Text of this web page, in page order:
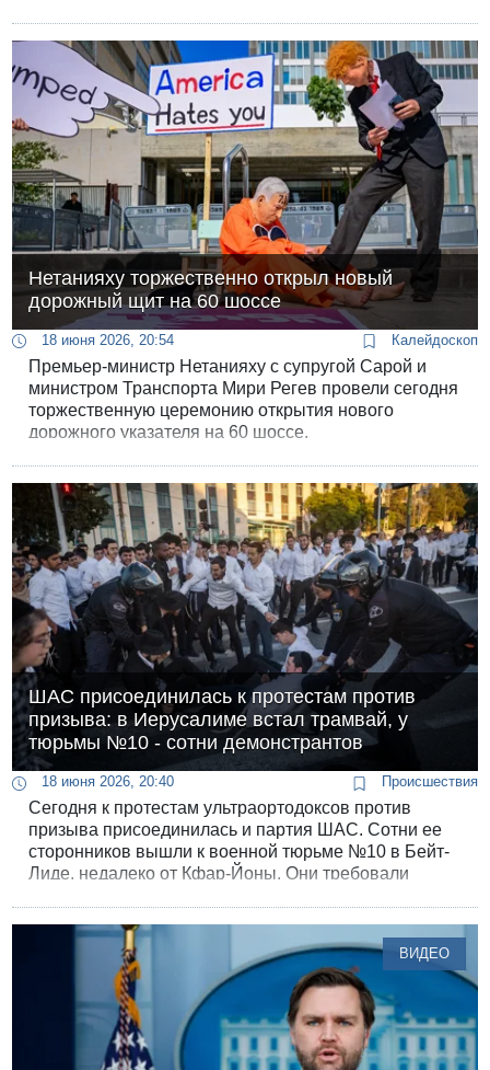
без видео и фотографий.
Нетанияху торжественно открыл новый
дорожный щит на 60 шоссе
18 июня 2026, 20:54 Калейдоскоп
Премьер-министр Нетанияху с супругой Сарой и
министром Транспорта Мири Регев провели сегодня
торжественную церемонию открытия нового
дорожного указателя на 60 шоссе.
ШАС присоединилась к протестам против
призыва: в Иерусалиме встал трамвай, у
тюрьмы №10 - сотни демонстрантов
18 июня 2026, 20:40 Происшествия
Сегодня к протестам ультраортодоксов против
призыва присоединилась и партия ШАС. Сотни ее
сторонников вышли к военной тюрьме №10 в Бейт-
Лиде, недалеко от Кфар-Йоны. Они требовали
ВИДЕО